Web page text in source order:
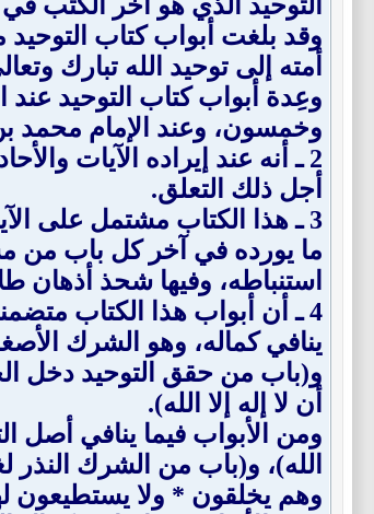
وقد بلغت أبواب كتاب
أمته إلى توحيد الله تبارك
وعِدة أبواب كتاب التوحيد عند
وخمسون، وعند الإمام محمد
2 ـ أنه عند إيراده الآيات
أجل ذلك التعلق.
3 ـ هذا الكتاب مشتمل على
ما يورده في آخر كل باب من
استنباطه، وفيها شحذ أذهان
4 ـ أن أبواب هذا الكتاب
ينافي كماله، وهو الشرك
و(باب من حقق التوحيد دخل
أن لا إله إلا الله).
ومن الأبواب فيما ينافي أصل
الله)، و(باب من الشرك النذر
وهم يخلقون * ولا يستطيعون